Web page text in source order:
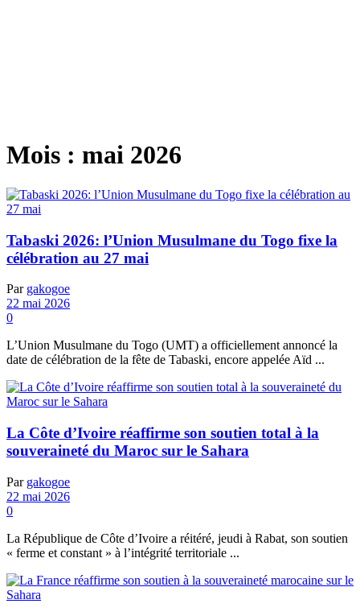
Mois : mai 2026
Tabaski 2026: l’Union Musulmane du Togo fixe la
célébration au 27 mai
Par gakogoe
22 mai 2026
0
L’Union Musulmane du Togo (UMT) a officiellement annoncé la
date de célébration de la fête de Tabaski, encore appelée Aïd ...
La Côte d’Ivoire réaffirme son soutien total à la
souveraineté du Maroc sur le Sahara
Par gakogoe
22 mai 2026
0
La République de Côte d’Ivoire a réitéré, jeudi à Rabat, son soutien
« ferme et constant » à l’intégrité territoriale ...